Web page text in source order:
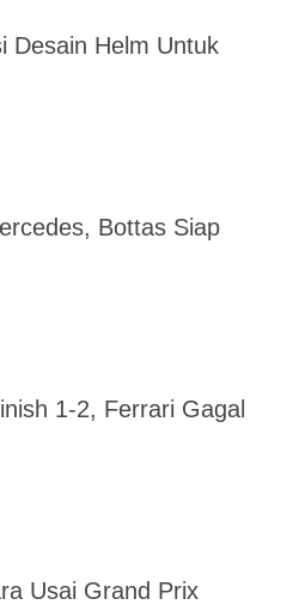
Desain Helm Untuk
Bottas Siap
1-2, Ferrari Gagal
Usai Grand Prix